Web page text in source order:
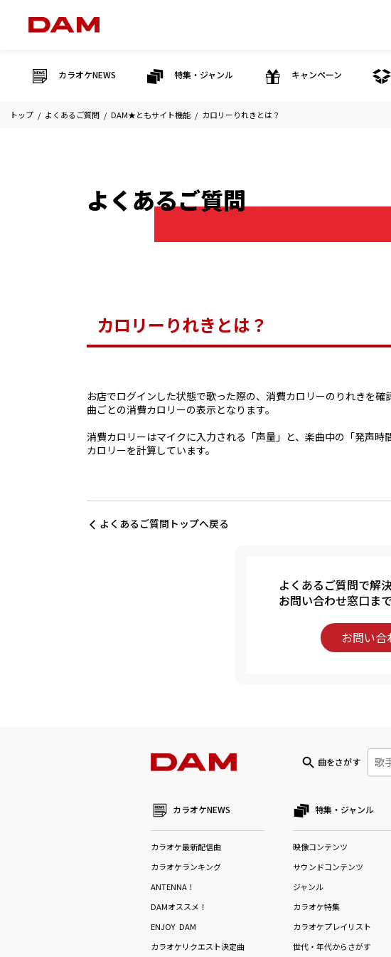
カラオケNEWS 特集・ジャンル キャンペーン
トップ よくあるご質問 DAM★ともサイト機能 カロリーりれきとは？
よくあるご質問
カロリーりれきとは？
お店でログインした状態で歌った際の、消費カロリーのりれきを
曲ごとの消費カロリーの表示となります。
消費カロリーはマイクに入力される「声量」と、楽曲中の「発声
カロリーを計算しています。
よくあるご質問トップへ戻る
よくあるご質問で解
お問い合わせ窓口ま
お問い合
曲をさがす
カラオケNEWS
カラオケ最新配信曲
カラオケランキング
ANTENNA！
DAMオススメ！
ENJOY DAM
カラオケリクエスト決定曲
特集・ジャンル
映像コンテンツ
サウンドコンテンツ
ジャンル
カラオケ特集
カラオケプレイリスト
世代・年代からさがす